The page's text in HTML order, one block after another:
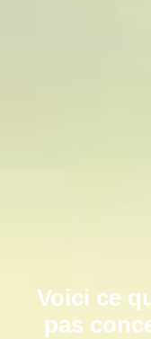
Voici ce
pas